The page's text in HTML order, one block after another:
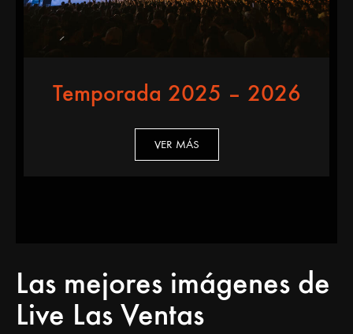
Temporada 2025 – 2026
VER MÁS
Las mejores imágenes de
Live Las Ventas